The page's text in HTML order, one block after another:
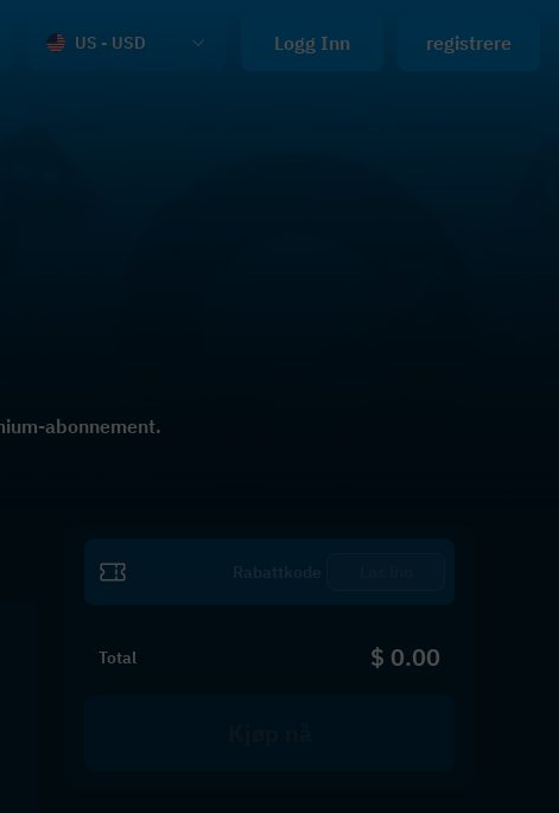
US - USD Logg Inn registrere
abonnement.
Total $ 0.00